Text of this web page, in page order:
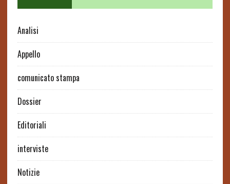
Analisi
Appello
comunicato stampa
Dossier
Editoriali
interviste
Notizie